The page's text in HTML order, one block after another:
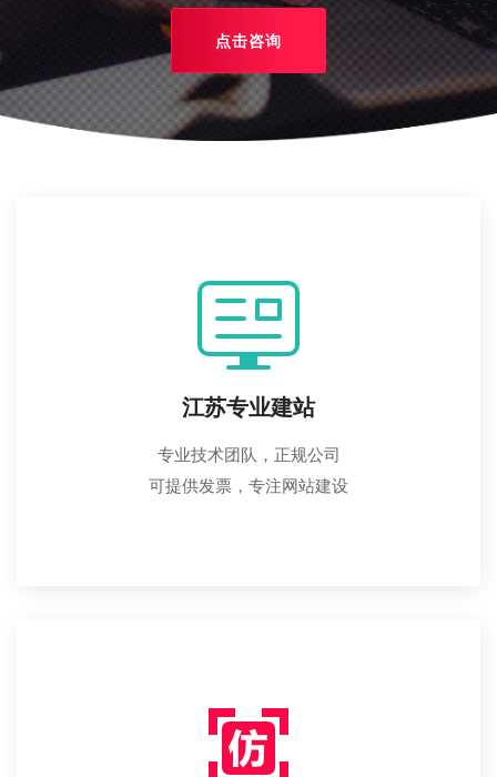
点击咨询
江苏专业建站
专业技术团队，正规公司
可提供发票，专注网站建设